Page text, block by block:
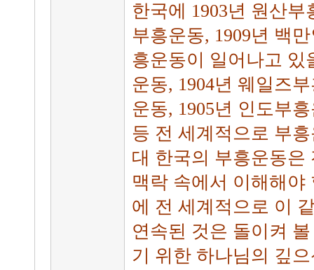
한국에 1903년 원산
부흥운동, 1909년 백
흥운동이 일어나고 있
운동, 1904년 웨일즈
운동, 1905년 인도부
등 전 세계적으로 부
대 한국의 부흥운동은
맥락 속에서 이해해야
에 전 세계적으로 이
연속된 것은 돌이켜
기 위한 하나님의 깊